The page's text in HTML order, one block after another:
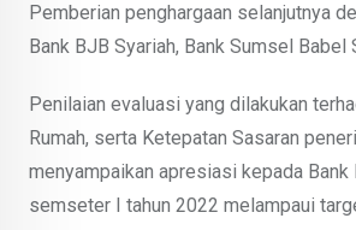
Pemberian penghargaan selanjutnya
Bank BJB Syariah, Bank Sumsel Babel
Penilaian evaluasi yang dilakukan
Rumah, serta Ketepatan Sasaran
menyampaikan apresiasi kepada
semseter I tahun 2022 melampaui